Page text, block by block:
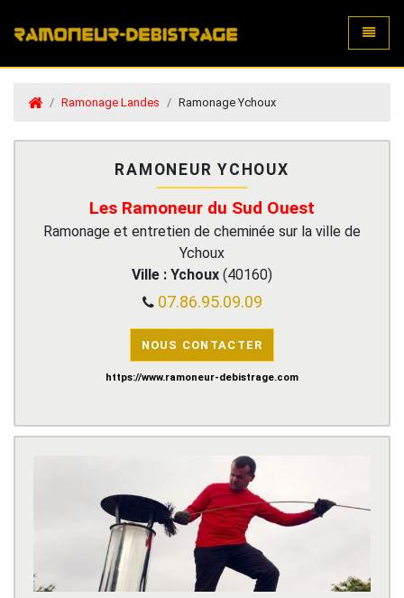
Ramonage Landes Ramonage Ychoux
RAMONEUR YCHOUX
Les Ramoneur du Sud Ouest
Ramonage et entretien de cheminée sur la ville de
Ychoux
Ville : Ychoux (40160)
07.86.95.09.09
NOUS CONTACTER
https://www.ramoneur-debistrage.com